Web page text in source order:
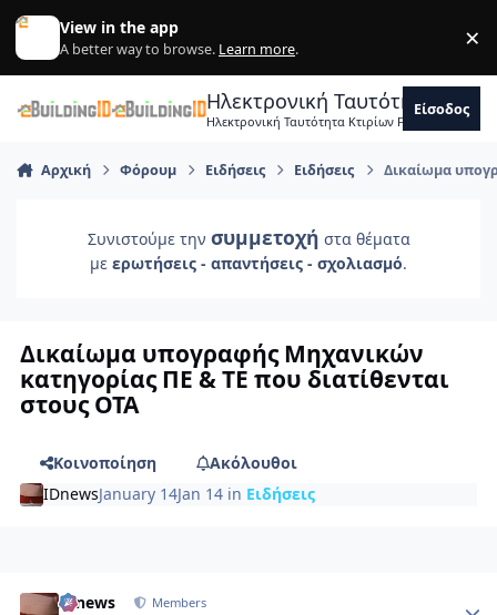
Skip to content
View in the app
A better way to browse. Learn more. ×
Ηλεκτρονική Ταυτότητα
Ηλεκτρονική Ταυτότητα Κτιρίων Forum
Είσοδος
Αρχική Φόρουμ Ειδήσεις Ειδήσεις Δικαίωμα
Συνιστούμε την συμμετοχή στα θέματα
με ερωτήσεις - απαντήσεις - σχολιασμό.
Δικαίωμα υπογραφής Μηχανικών
κατηγορίας ΠΕ & ΤΕ που διατίθενται
στους ΟΤΑ
Κοινοποίηση
Ακόλουθοι
IDnewsJanuary 14Jan 14 in Ειδήσεις
IDnews Members